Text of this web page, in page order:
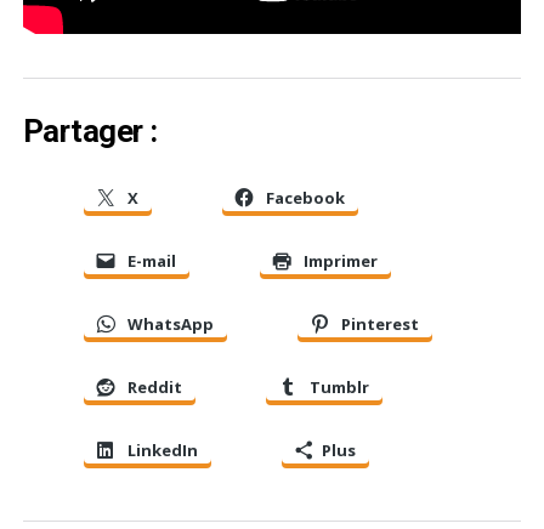
Partager :
X Facebook
E-mail Imprimer
WhatsApp Pinterest
Reddit Tumblr
LinkedIn Plus